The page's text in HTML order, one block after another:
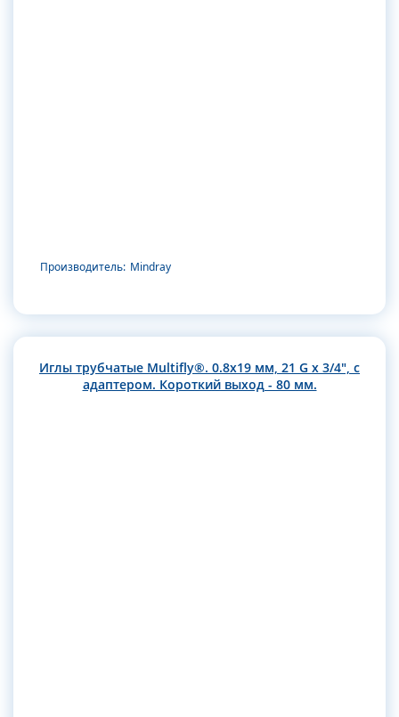
Производитель: Mindray
Иглы трубчатые Multifly®. 0.8х19 мм, 21 G x 3/4", с
адаптером. Короткий выход - 80 мм.